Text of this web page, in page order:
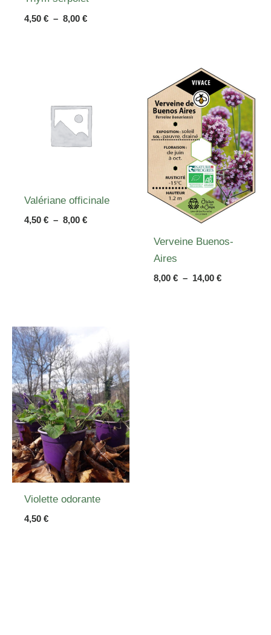
4,50€ – 8,00€Plage
Valériane officinale
4,50€ – 8,00€Plage
Verveine Buenos-
Aires
8,00€ – 14,00€Plage
Violette odorante
4,50€